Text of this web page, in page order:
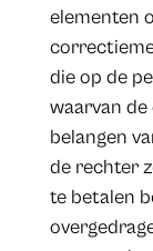
elementen
die op de
waarvan
belangen
de rechter
te betalen